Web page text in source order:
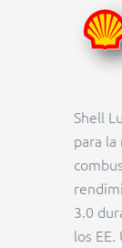
Shell
para
3.0
los